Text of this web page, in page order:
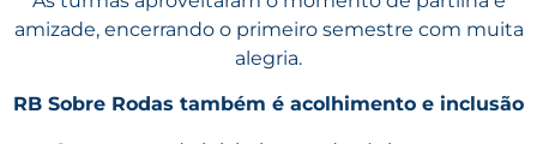
amizade, encerrando o primeiro semestre com muita
alegria.
RB Sobre Rodas também é acolhimento e inclusão